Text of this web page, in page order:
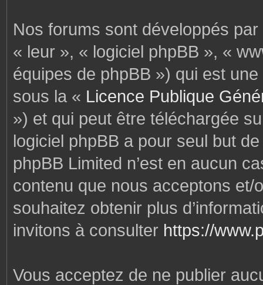
Nos forums sont développés
« leur », « logiciel phpBB », «
équipes de phpBB ») qui est
sous la « Licence Publique
») et qui peut être téléchargée
logiciel phpBB a pour seul but
phpBB Limited n’est en aucun
contenu que nous acceptons et/
souhaitez obtenir plus
invitons à consulter https://
Vous acceptez de ne publier